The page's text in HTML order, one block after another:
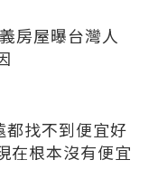
房屋曝台灣人
找不到便宜好
在根本沒有便宜